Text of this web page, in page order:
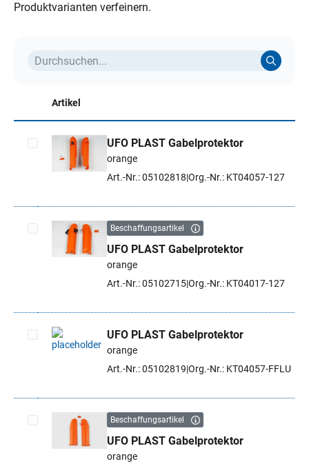
Produktvarianten verfeinern.
Artikel
Artikel auswählen
UFO PLAST Gabelprotektor
orange
Art.-Nr.: 05102818 Org.-Nr.: KT04057-127
Artikel auswählen
Beschaffungsartikel
UFO PLAST Gabelprotektor
orange
Art.-Nr.: 05102715Org.-Nr.: KT04017-127
Artikel auswählen
UFO PLAST Gabelprotektor
orange
Art.-Nr.: 05102819 Org.-Nr.: KT04057-FFLU
Artikel auswählen
Beschaffungsartikel
UFO PLAST Gabelprotektor
orange